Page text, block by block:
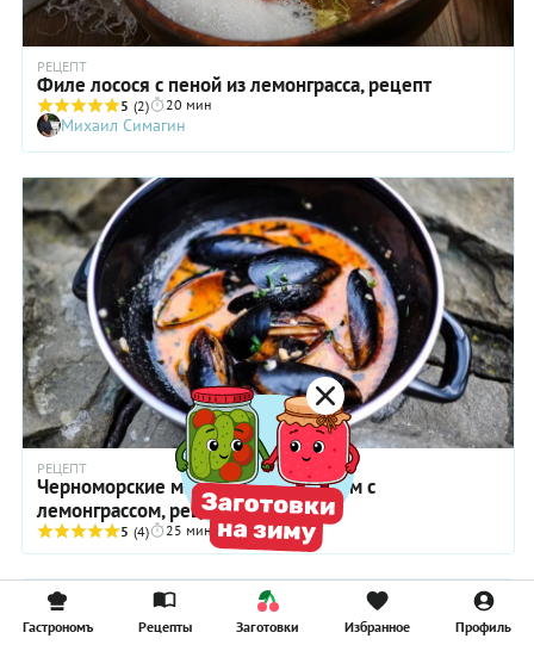
РЕЦЕПТ
Филе лосося с пеной из лемонграсса, рецепт
5 (2) 20 мин
Михаил Симагин
РЕЦЕПТ
Черноморские мидии в соусе Том Ям с
лемонграссом, рецепт
5 (4) 25 мин
Гастрономъ Рецепты Заготовки Избранное Профиль